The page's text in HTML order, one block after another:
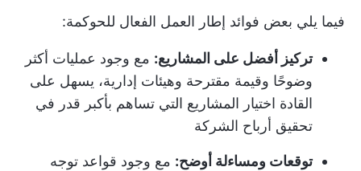
فيما يلي بعض فوائد إطار العمل الفعال للحوكمة:
تركيز أفضل على المشاريع: مع وجود عمليات أكثر
وضوحًا وقيمة مقترحة وهيئات إدارية، يسهل على
القادة اختيار المشاريع التي تساهم بأكبر قدر في
تحقيق أرباح الشركة
توقعات ومساءلة أوضح: مع وجود قواعد توجه